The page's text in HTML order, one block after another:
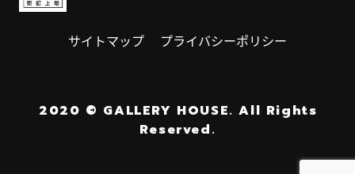
サイトマップ プライバシーポリシー
2020 © GALLERY HOUSE. All Rights
Reserved.